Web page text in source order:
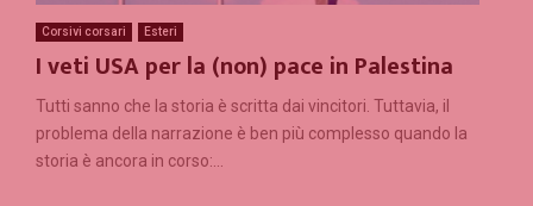
Corsivi corsari Esteri
I veti USA per la (non) pace in Palestina
Tutti sanno che la storia è scritta dai vincitori. Tuttavia, il
problema della narrazione è ben più complesso quando la
storia è ancora in corso:...